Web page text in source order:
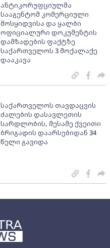
ანტიკორუფციულმა
სააგენტომ კომერციული
მოსყიდვისა და ყალბი
ოფიციალური დოკუმენტის
დამზადების ფაქტზე
საქართველოს 3 მოქალაქე
დააკავა
საქართველოს თავდაცვის
ძალების დასავლეთის
სარდლობის, მესამე ქვეითი
ბრიგადის დაარსებიდან 34
წელი გავიდა